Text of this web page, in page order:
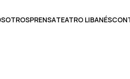
PRENSATEATRO LIBANÉS